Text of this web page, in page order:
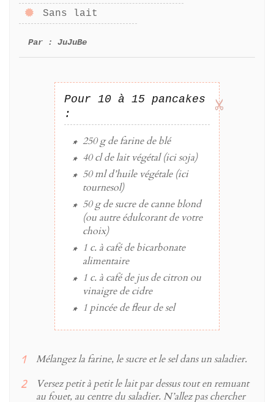
Sans lait
Par : JuJuBe
Pour 10 à 15 pancakes
:
250 gdefarine de blé
40 cldelait végétal(ici soja)
50 mld’huile végétale(ici
tournesol)
50 gdesucre de canne blond
(ou autre édulcorant de votre
choix)
1 c. à cafédebicarbonate
alimentaire
1 c. à café de jus de citron ou
vinaigre de cidre
1 pincéedefleur de sel
Mélangez la farine, le sucre et le sel dans un saladier.
Versez petit à petit le lait par dessus tout en remuant
au fouet, au centre du saladier. N’allez pas chercher